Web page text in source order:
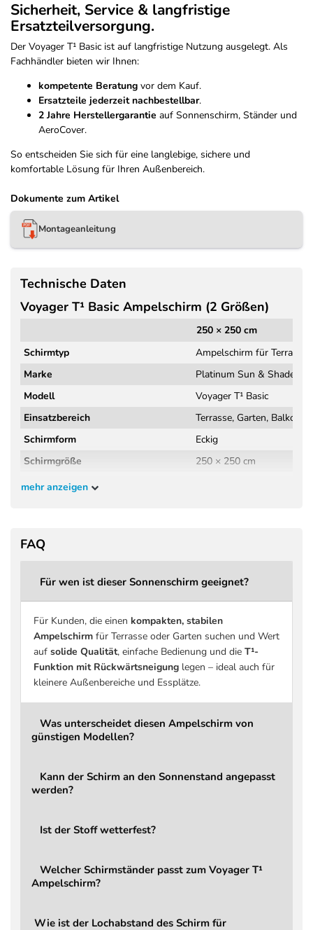
Sicherheit, Service & langfristige
Ersatzteilversorgung.
Der Voyager T¹ Basic ist auf langfristige Nutzung ausgelegt. Als
Fachhändler bieten wir Ihnen:
kompetente Beratung vor dem Kauf.
Ersatzteile jederzeit nachbestellbar.
2 Jahre Herstellergarantie auf Sonnenschirm, Ständer und
AeroCover.
So entscheiden Sie sich für eine langlebige, sichere und
komfortable Lösung für Ihren Außenbereich.
Dokumente zum Artikel
Montageanleitung
Technische Daten
Voyager T¹ Basic Ampelschirm (2 Größen)
250 × 250 cm
Schirmtyp
Ampelschirm für
Marke
Platinum Sun & Shade
Modell
Voyager T¹ Basic
Einsatzbereich
Terrasse, Garten, Balkon
Schirmform
Eckig
Schirmgröße
250 × 250 cm
Schirmfläche
Kopffreiheit
Druckguss Aluminium,
Stoffdichte
220 g/m² Polyester
Stoffklasse
2 Basic
Beschichtung
Schmutz- und
UV-Schutz
bis zu 96 % UV-Schutz
Windbelastung
Bei aufkommendem Wind
Öffnen / Schließen
Kippbar
Ja (rückwärts)
Kraftaufwand
Gewicht Schirm
20,5 kg
Garantie
2 Jahre
mehr anzeigen
FAQ
Für wen ist dieser Sonnenschirm geeignet?
Für Kunden, die einen kompakten, stabilen
Ampelschirmfür Terrasse oder Garten suchen und Wert
auf solide Qualität, einfache Bedienung und die T¹-
Funktion mit Rückwärtsneigunglegen – ideal auch für
kleinere Außenbereiche und Essplätze.
Was unterscheidet diesen Ampelschirm von
günstigen Modellen?
Kann der Schirm an den Sonnenstand angepasst
werden?
Ist der Stoff wetterfest?
Welcher Schirmständer passt zum Voyager T¹
Ampelschirm?
Wie ist der Lochabstand des Schirm für